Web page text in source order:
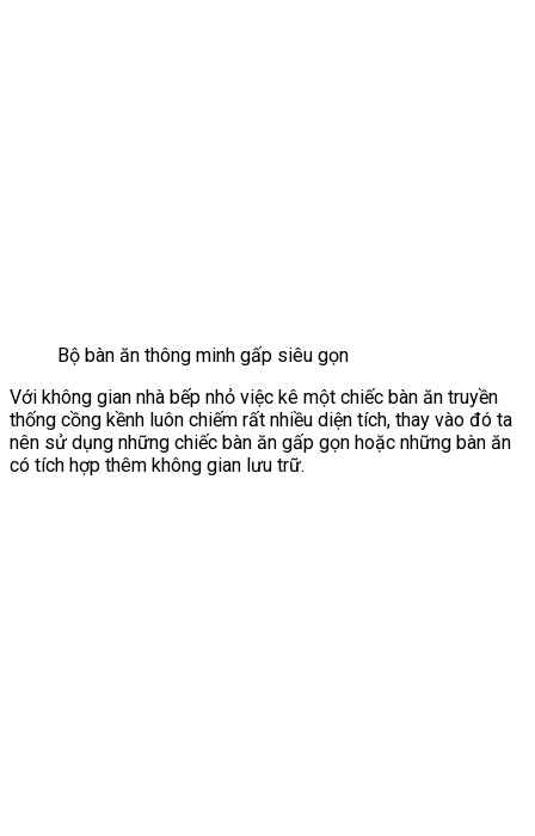
Bộ bàn ăn thông minh gấp siêu gọn
Với không gian nhà bếp nhỏ việc kê một chiếc bàn ăn truyền
thống cồng kềnh luôn chiếm rất nhiều diện tích, thay vào đó ta
nên sử dụng những chiếc bàn ăn gấp gọn hoặc những bàn ăn
có tích hợp thêm không gian lưu trữ.